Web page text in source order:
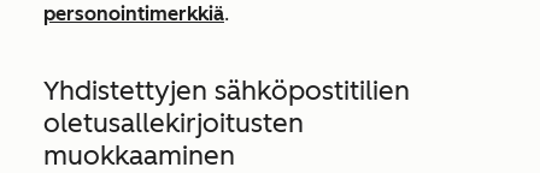
personointimerkkiä.
Yhdistettyjen sähköpostitilien
oletusallekirjoitusten
muokkaaminen